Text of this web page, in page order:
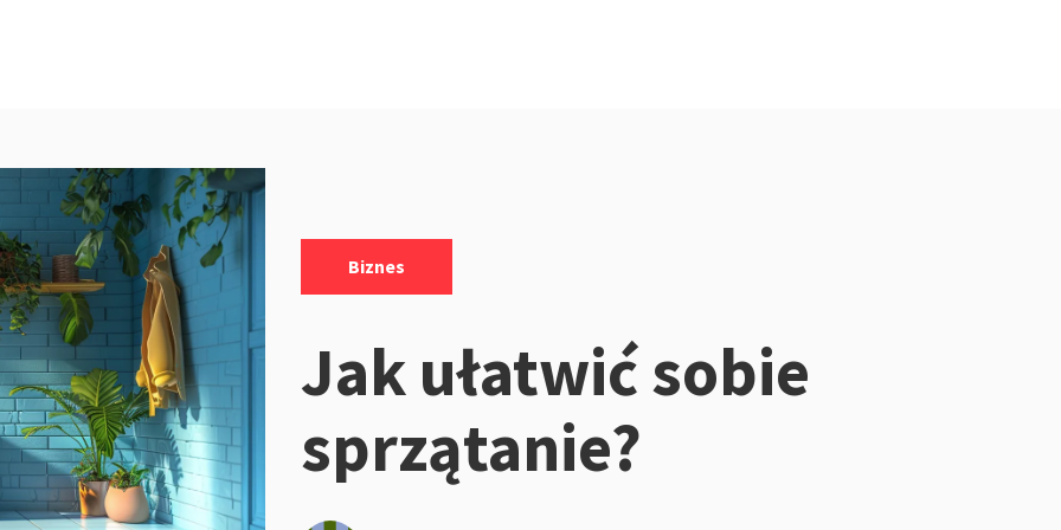
Biznes
Jak ułatwić sobie
sprzątanie?